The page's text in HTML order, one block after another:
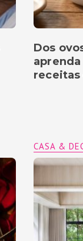
Dos
receitas
CASA &